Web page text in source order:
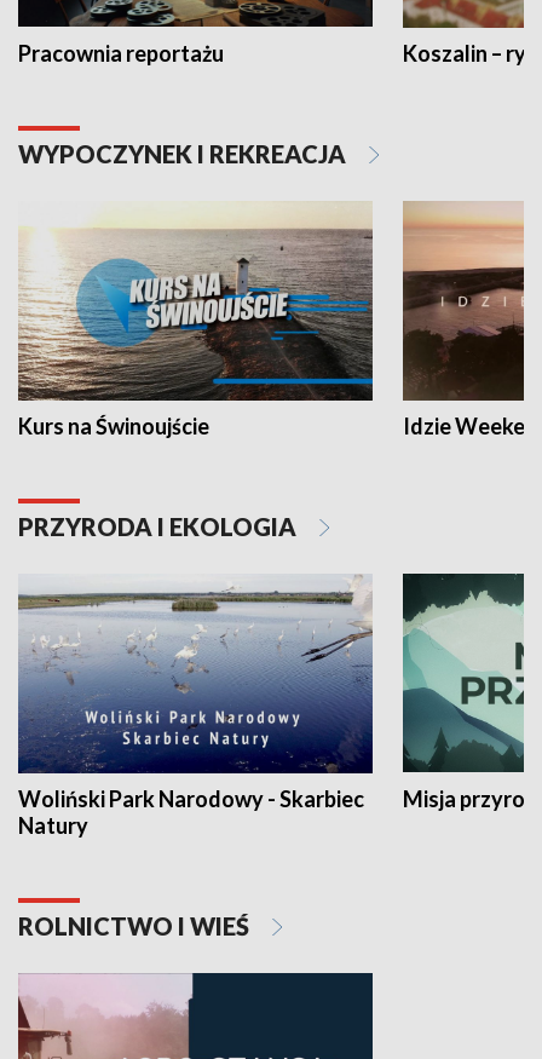
Pracownia reportażu Koszalin –
WYPOCZYNEK I REKREACJA
Kurs na Świnoujście Idzie
PRZYRODA I EKOLOGIA
Woliński Park Narodowy - Skarbiec
Natury
Misja
ROLNICTWO I WIEŚ